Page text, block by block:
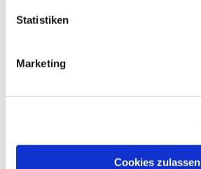
Statistiken
Marketing
Cookies zulassen